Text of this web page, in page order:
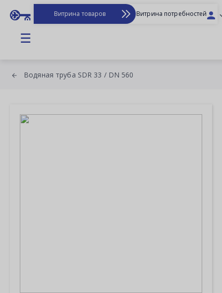
Витрина товаров Витрина потребностей
☰
Водяная труба SDR 33 / DN 560